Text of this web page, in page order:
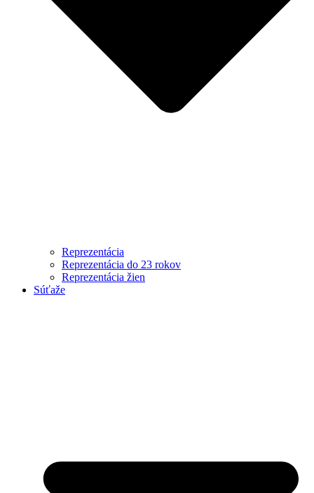
Reprezentácia
Reprezentácia do 23 rokov
Reprezentácia žien
Súťaže